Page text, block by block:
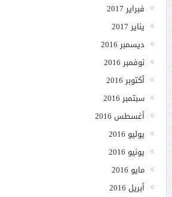
فبراير 2017
يناير 2017
ديسمبر 2016
نوفمبر 2016
أكتوبر 2016
سبتمبر 2016
أغسطس 2016
يوليو 2016
يونيو 2016
مايو 2016
أبريل 2016